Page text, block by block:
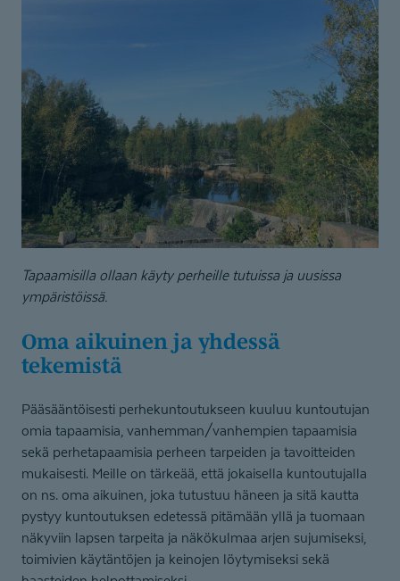
Tapaamisilla ollaan käyty perheille tutuissa ja uusissa
ympäristöissä.
Oma aikuinen ja yhdessä
tekemistä
Pääsääntöisesti perhekuntoutukseen kuuluu kuntoutujan
omia tapaamisia, vanhemman/vanhempien tapaamisia
sekä perhetapaamisia perheen tarpeiden ja tavoitteiden
mukaisesti. Meille on tärkeää, että jokaisella kuntoutujalla
on ns. oma aikuinen, joka tutustuu häneen ja sitä kautta
pystyy kuntoutuksen edetessä pitämään yllä ja tuomaan
näkyviin lapsen tarpeita ja näkökulmaa arjen sujumiseksi,
toimivien käytäntöjen ja keinojen löytymiseksi sekä